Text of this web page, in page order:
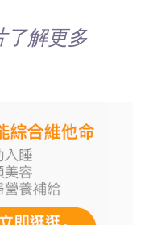
了解更多